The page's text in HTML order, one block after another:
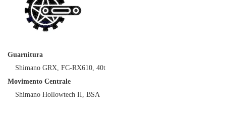
Guarnitura
Shimano GRX, FC-RX610, 40t
Movimento Centrale
Shimano Hollowtech II, BSA